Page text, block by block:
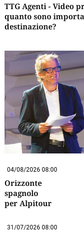
TTG Agenti - Video
quanto sono
destinazione?
04/08/2026 08:00
Orizzonte
spagnolo
per Alpitour
31/07/2026 08:00